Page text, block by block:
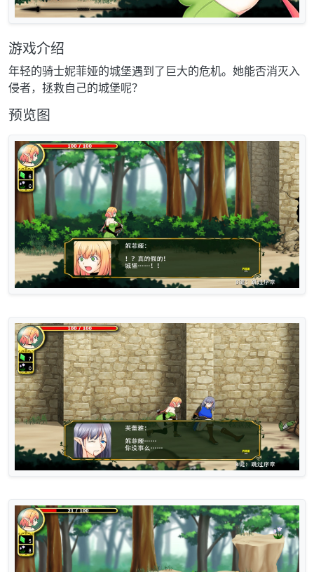
游戏介绍
年轻的骑士妮菲娅的城堡遇到了巨大的危机。她能否消灭入
侵者，拯救自己的城堡呢？
预览图